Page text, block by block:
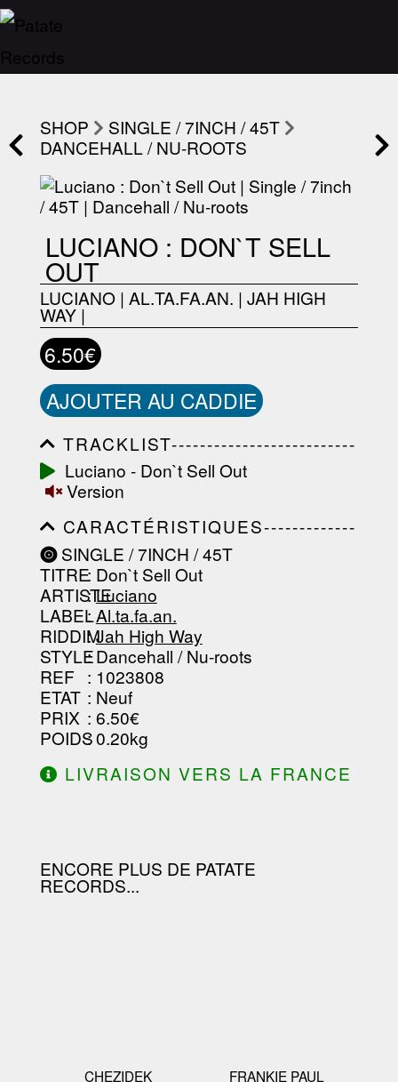
SHOP
SINGLE / 7INCH / 45T
DANCEHALL / NU-ROOTS
LUCIANO : DON`T SELL
OUT
LUCIANO| AL.TA.FA.AN. | JAH HIGH
WAY|
6.50€
AJOUTER AU CADDIE
TRACKLIST--------------------------
-----------------------------------------
-----------------------------------------
-----------------------------------------
-------------------
Luciano - Don`t Sell Out
Version
CARACTÉRISTIQUES-------------
-----------------------------------------
-----------------------------------------
-----------------------------------------
-----------------------------------------
--------------------------------
SINGLE / 7INCH / 45T
TITRE: Don`t Sell Out
ARTISTE
:Luciano
LABEL
:Al.ta.fa.an.
RIDDIM
:Jah High Way
STYLE: Dancehall / Nu-roots
REF : 1023808
ETAT : Neuf
PRIX : 6.50€
POIDS: 0.20kg
LIVRAISON VERS LA FRANCE
ENCORE PLUS DE PATATE
RECORDS...
CHEZIDEK
FRANKIE PAUL